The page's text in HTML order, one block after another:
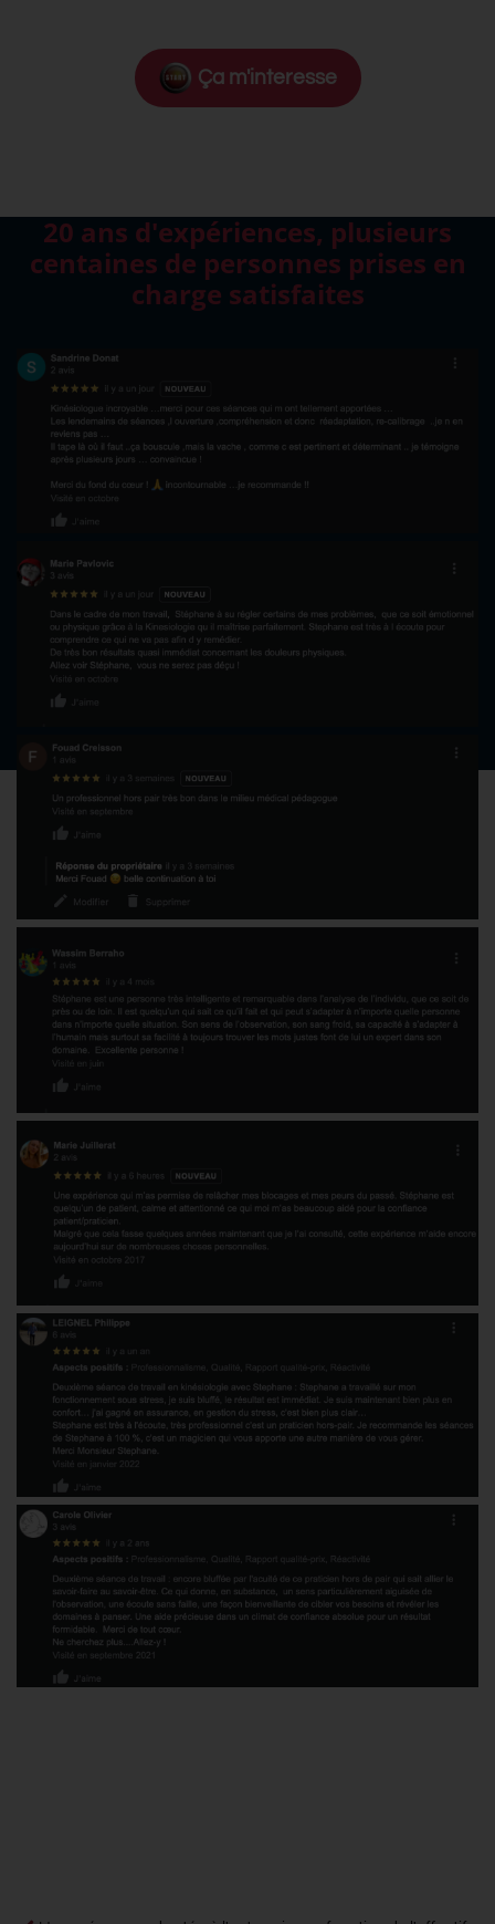
Ça m'interesse
20 ans d'expériences, plusieurs
centaines de personnes prises en
charge satisfaites